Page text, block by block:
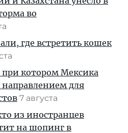
во
где встретить кошек
при котором Мексика
для
7 августа
из иностранцев
на шопинг в